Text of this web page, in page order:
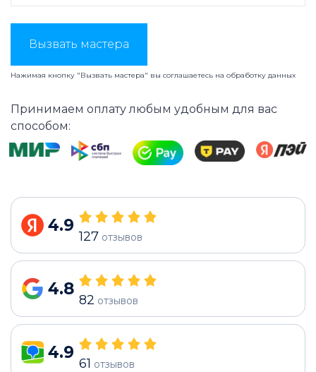
Вызвать мастера
Нажимая кнопку "Вызвать мастера" вы соглашаетесь на обработку данных
Принимаем оплату любым удобным для вас
способом:
4.9
127 отзывов
4.8
82 отзывов
4.9
61 отзывов